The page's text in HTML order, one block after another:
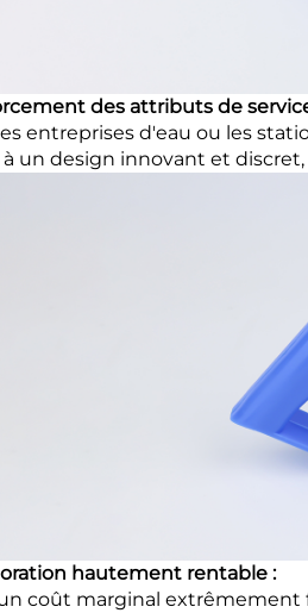
des attributs de
entreprises d'eau ou les
à un design innovant et
hautement rentable :
coût marginal extrêmement